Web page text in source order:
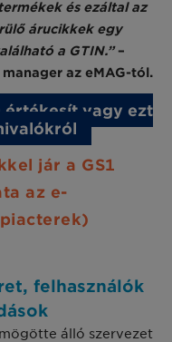
és ezáltal az
árucikkek egy
a GTIN.”–
az eMAG-tól.
értékesít vagy ezt
jár a GS1
az e-
felhasználók
álló szervezet